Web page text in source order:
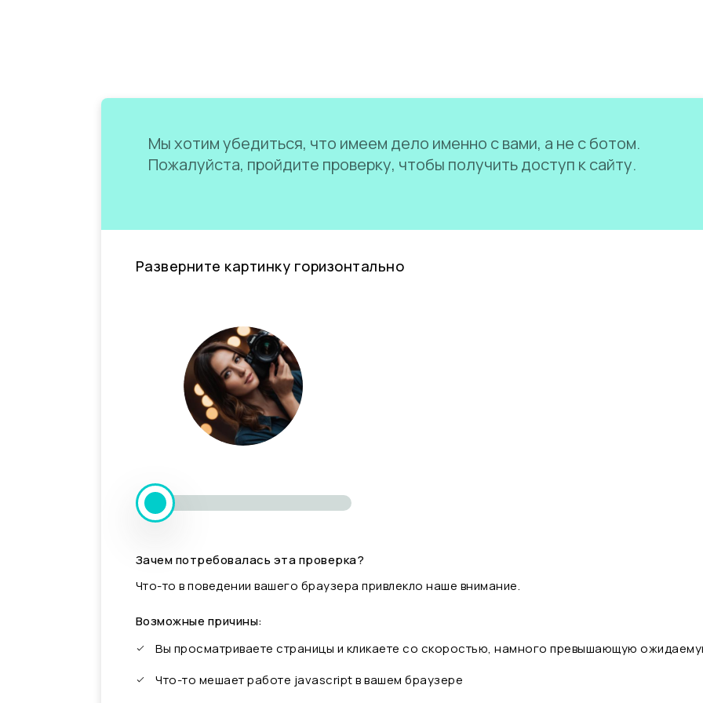
Мы хотим убедиться, что имеем дело именно с вами, а не с ботом.
Пожалуйста, пройдите проверку, чтобы получить доступ к сайту.
Разверните картинку горизонтально
Зачем потребовалась эта проверка?
Что-то в поведении вашего браузера привлекло наше внимание.
Возможные причины:
Вы просматриваете страницы и кликаете со скоростью, намного превышающую
Что-то мешает работе javascript в вашем браузере